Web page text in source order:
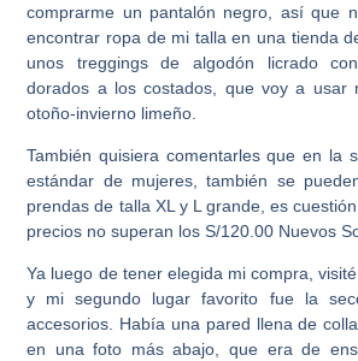
comprarme un pantalón negro, así que
encontrar ropa de mi talla en una tienda
unos treggings de algodón licrado
dorados a los costados, que voy a usar
otoño-invierno limeño.
También quisiera comentarles que en la
estándar de mujeres, también se
prendas de talla XL y L grande, es
precios no superan los S/120.00 Nuevos
Ya luego de tener elegida mi compra,
y mi segundo lugar favorito fue la
accesorios. Había una pared llena de
en una foto más abajo, que era de